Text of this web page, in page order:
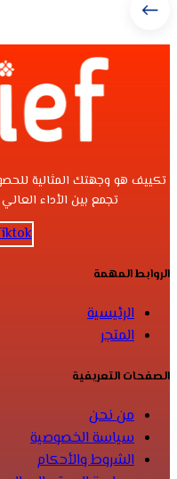
تكييف هو وجهتك المثالية
تجمع بين الأداء
الروابط المهمة
الرئيسية
المتجر
الصفحات التعريفية
من نحن
سياسة الخصوصية
الشروط والأحكام